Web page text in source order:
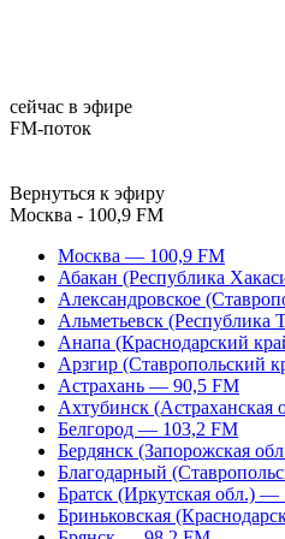
сейчас в эфире
FM-поток
Вернуться к эфиру
Москва - 100,9 FM
Москва — 100,9 FM
Абакан (Республика
Александровское
Альметьевск (Республика
Анапа (Краснодарский
Арзгир (Ставропольский
Астрахань — 90,5 FM
Ахтубинск
Белгород — 103,2 FM
Бердянск (Запорожская
Благодарный
Братск (Иркутская обл.) —
Бриньковская